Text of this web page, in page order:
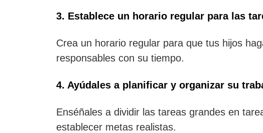
3. Establece un horario regular para las
Crea un horario regular para que tus hijos
responsables con su tiempo.
4. Ayúdales a planificar y organizar su
Enséñales a dividir las tareas grandes en
establecer metas realistas.